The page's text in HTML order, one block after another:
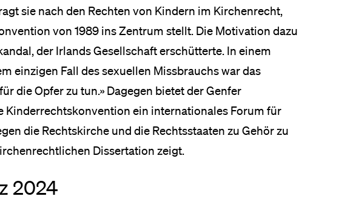
sie nach den Rechten von Kindern im Kirchenrecht,
von 1989 ins Zentrum stellt. Die Motivation dazu
der Irlands Gesellschaft erschütterte. In einem
einzigen Fall des sexuellen Missbrauchs war das
die Opfer zu tun.» Dagegen bietet der Genfer
Kinderrechtskonvention ein internationales Forum für
die Rechtskirche und die Rechtsstaaten zu Gehör zu
Dissertation zeigt.
2024